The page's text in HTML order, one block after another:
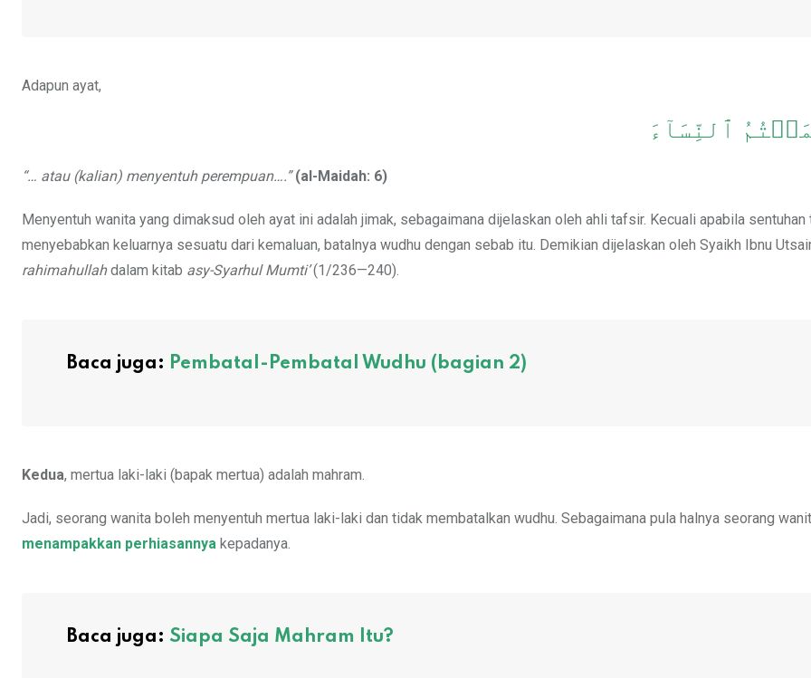
Adapun ayat,
ٱلنِّسَآءَ
“… atau (kalian) menyentuh perempuan….” (al-Maidah: 6)
Menyentuh wanita yang dimaksud oleh ayat ini adalah jimak, sebagaimana dijelaskan oleh ahli tafsir. Kecuali apabila
menyebabkan keluarnya sesuatu dari kemaluan, batalnya wudhu dengan sebab itu. Demikian dijelaskan oleh Syaikh Ibnu
rahimahullahdalam kitab asy-Syarhul Mumti’(1/236—240).
Baca juga: Pembatal-Pembatal Wudhu (bagian 2)
Kedua, mertua laki-laki (bapak mertua) adalah mahram.
Jadi, seorang wanita boleh menyentuh mertua laki-laki dan tidak membatalkan wudhu. Sebagaimana pula halnya seorang
menampakkan perhiasannya kepadanya.
Baca juga: Siapa Saja Mahram Itu?